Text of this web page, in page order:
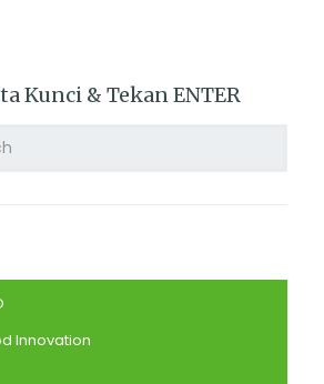
Kunci & Tekan ENTER
Innovation